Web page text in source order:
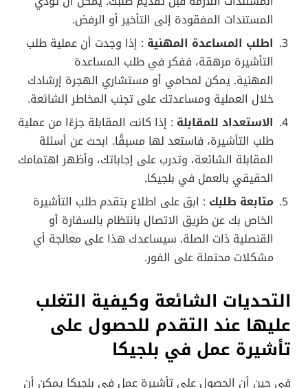
المستندات المفقودة إلى التأخير أو الرفض.
اطلب المساعدة المهنية : إذا وجدت أن عملية طلب
التأشيرة مرهقة، ففكر في طلب المساعدة
المهنية. يمكن لمحامي أو مستشاري الهجرة إرشادك
خلال العملية ومساعدتك على تجنب المخاطر الشائعة.
الاستعداد للمقابلة : إذا كانت المقابلة جزءًا من عملية
طلب التأشيرة، فاستعد لها مسبقًا. ابحث عن أسئلة
المقابلة الشائعة، وتدرب على إجاباتك، وأظهر اهتمامك
الحقيقي بالعمل في بلجيكا.
متابعة طلبك : ابق على اطلاع بتقدم طلب التأشيرة
الخاص بك عن طريق الاتصال بانتظام بالسفارة أو
القنصلية ذات الصلة. سيساعدك هذا على معالجة أي
مشكلات محتملة على الفور.
التحديات الشائعة وكيفية التغلب
عليها عند التقدم للحصول على
تأشيرة عمل في بلجيكا
في حين أن الحصول على تأشيرة عمل في بلجيكا يمكن أن